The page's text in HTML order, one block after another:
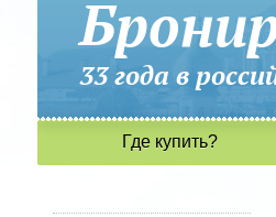
33 года в
Где купить?